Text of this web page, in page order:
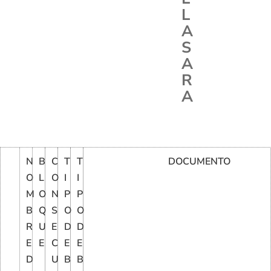
L
A
S
A
R
A
N
O
M
B
R
E
D
B
L
O
Q
U
E
C
O
N
S
E
C
U
T
I
P
O
D
E
B
T
I
P
O
D
E
B
DOCUMENTO